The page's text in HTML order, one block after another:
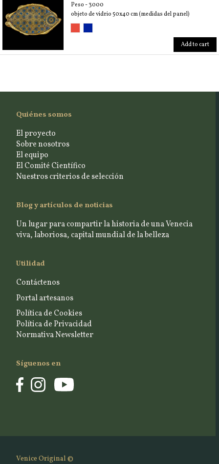
Peso - 3000
objeto de vidrio 50x40 cm (medidas del panel)
Add to cart
Quiénes somos
El proyecto
Sobre nosotros
El equipo
El Comité Científico
Nuestros criterios de selección
Blog y artículos de noticias
Un lugar para compartir la historia de una Venecia
viva, laboriosa, capital mundial de la belleza
Utilidad
Contáctenos
Portal artesanos
Política de Cookies
Política de Privacidad
Normativa Newsletter
Síguenos en
Venice Original ©